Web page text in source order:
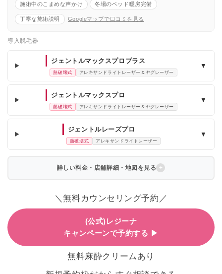
施術中のこまめな声かけ 冬場のベッド暖房完備
丁寧な施術説明 Googleマップで口コミを見る
導入脱毛器
ジェントルマックスプロプラス
熱破壊式 アレキサンドライトレーザー＆ヤグレーザー
▼
ジェントルマックスプロ
熱破壊式 アレキサンドライトレーザー＆ヤグレーザー
▼
ジェントルレーズプロ
熱破壊式 アレキサンドライトレーザー
▼
詳しい料金・店舗詳細・地図を見る
＼無料カウンセリング予約／
(公式)レジーナ
キャンペーンで予約する ▶
無料麻酔クリームあり